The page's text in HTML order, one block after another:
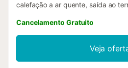
calefação a ar quente, saída ao
comprimento), ar condicionado e
dorm. duplo com 2 camas (90 cm,
comprimento), banheira/duche/
condicionado e calefação a ar
(forno, Máquina de lavar loiçã 5
Cancelamento Gratuito
Veja